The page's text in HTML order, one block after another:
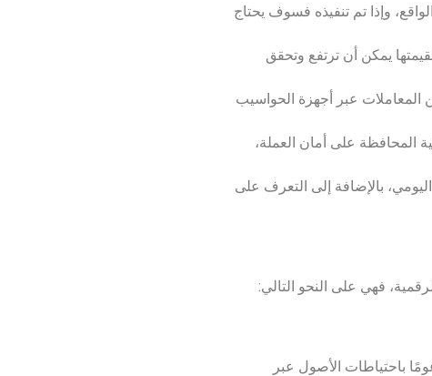
وإذا تم تنفيذه فسوف يحتاج
يمكن أن ترتفع وتحقق
المعاملات عبر أجهزة الحواسيب
المحافظة على أمان العملة،
بالإضافة إلى التعرف على
باحتياطات الأصول عبر